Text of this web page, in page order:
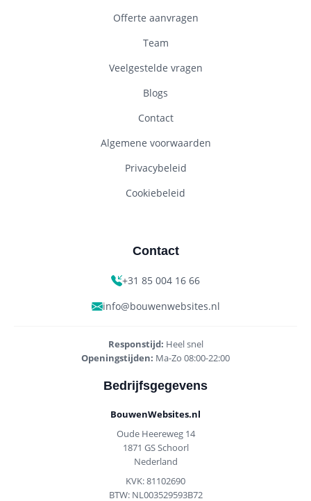
Offerte aanvragen
Team
Veelgestelde vragen
Blogs
Contact
Algemene voorwaarden
Privacybeleid
Cookiebeleid
Contact
+31 85 004 16 66
info@bouwenwebsites.nl
Responstijd: Heel snel
Openingstijden: Ma-Zo 08:00-22:00
Bedrijfsgegevens
BouwenWebsites.nl
Oude Heereweg 14
1871 GS Schoorl
Nederland
KVK: 81102690
BTW: NL003529593B72